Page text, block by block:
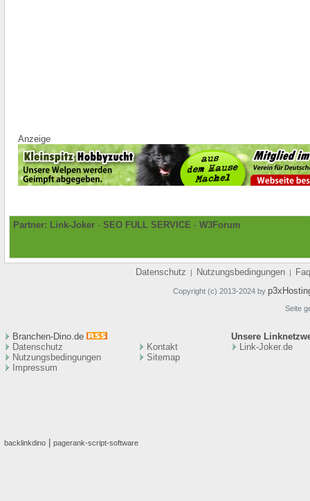
Anzeige
Partner: Link-Joker - SEO FULL SERVICE - W3Forum
Datenschutz | Nutzungsbedingungen | Faq
Copyright (c) 2013-2024 by
Seite
Branchen-Dino.de
Unsere
Datenschutz
Nutzungsbedingungen
Impressum
Kontakt
Sitemap
Link-Joker.de
backlinkdino pagerank-script-software